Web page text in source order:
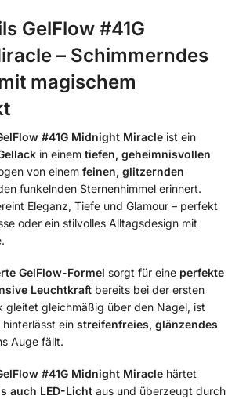
GelFlow #41G
– Schimmerndes
magischem
#41G Midnight Miracle ist ein
in einem tiefen, geheimnisvollen
von einem feinen, glitzernden
funkelnden Sternenhimmel erinnert.
Eleganz, Tiefe und Glamour – perfekt
oder ein stilvolles Alltagsdesign mit
GelFlow-Formel sorgt für eine perfekte
Leuchtkraft bereits bei der ersten
gleitet gleichmäßig über den Nagel, ist
hinterlässt ein streifenfreies, glänzendes
Auge fällt.
#41G Midnight Miracle härtet
auch LED-Licht aus und überzeugt durch